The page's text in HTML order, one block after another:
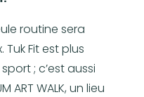
routine sera
Fit est plus
; c’est aussi
ART WALK, un lieu